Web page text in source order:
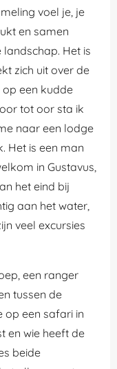
voel je, je
en samen
Het is
zich uit over de
een kudde
tot oor sta ik
naar een lodge
Het is een man
in Gustavus,
het eind bij
aan het water,
veel excursies
een ranger
tussen de
op een safari in
en wie heeft de
beide